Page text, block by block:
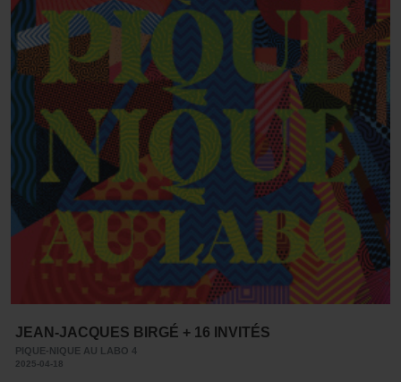
JEAN-JACQUES BIRGÉ + 16 INVITÉS
PIQUE-NIQUE AU LABO 4
2025-04-18